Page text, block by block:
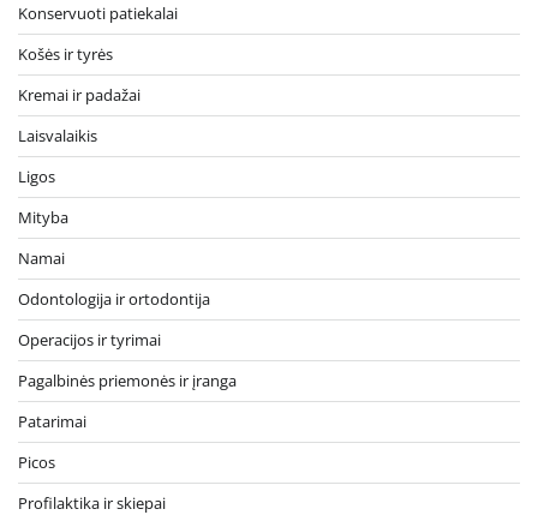
Konservuoti patiekalai
Košės ir tyrės
Kremai ir padažai
Laisvalaikis
Ligos
Mityba
Namai
Odontologija ir ortodontija
Operacijos ir tyrimai
Pagalbinės priemonės ir įranga
Patarimai
Picos
Profilaktika ir skiepai